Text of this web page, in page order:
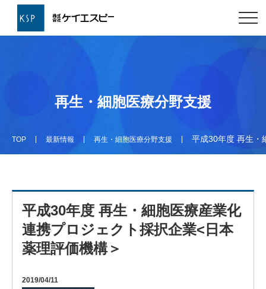
TOP 最新情報 再生・細胞医療分野支援 平成30年度 再生・
再生・細胞医療分野支援
平成30年度 再生・細胞医療産業化
連携プロジェクト採択企業<日本
薬理評価機構＞
2019/04/11